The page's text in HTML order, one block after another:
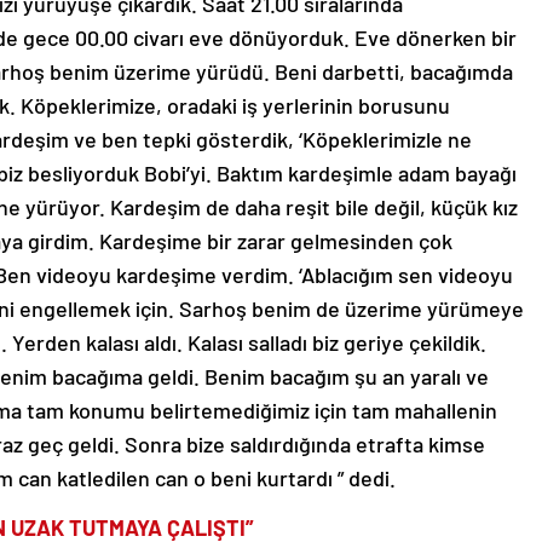
gece 00.00 civarı eve dönüyorduk. Eve dönerken bir
benim üzerime yürüdü. Beni darbetti, bacağımda
Köpeklerimize, oradaki iş yerlerinin borusunu
ve ben tepki gösterdik, ‘Köpeklerimizle ne
besliyorduk Bobi’yi. Baktım kardeşimle adam bayağı
yürüyor. Kardeşim de daha reşit bile değil, küçük kız
girdim. Kardeşime bir zarar gelmesinden çok
videoyu kardeşime verdim. ‘Ablacığım sen videoyu
engellemek için. Sarhoş benim de üzerime yürümeye
kalası aldı. Kalası salladı biz geriye çekildik.
bacağıma geldi. Benim bacağım şu an yaralı ve
tam konumu belirtemediğimiz için tam mahallenin
geç geldi. Sonra bize saldırdığında etrafta kimse
katledilen can o beni kurtardı ” dedi.
UZAK TUTMAYA ÇALIŞTI”